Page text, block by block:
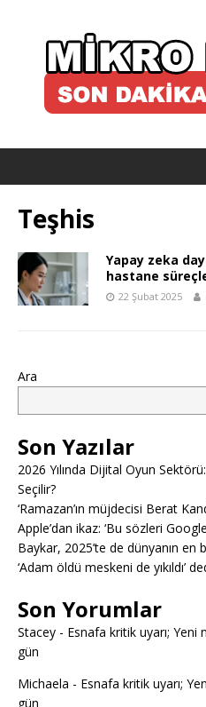
Teşhis
Yapay zeka
hastane
22 Şubat 2025
Ara
Son Yazılar
2026 Yılında Dijital Oyun
Seçilir?
‘Ramazan’ın müjdecisi Berat
Apple’dan ikaz: ‘Bu sözleri
Baykar, 2025’te de dünyanın en
‘Adam öldü meskeni de yıkıldı’
Son Yorumlar
Stacey - Esnafa kritik uyarı;
gün
Michaela - Esnafa kritik uyarı;
gün